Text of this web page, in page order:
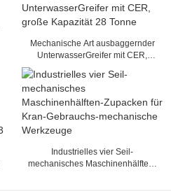
Mechanische Art ausbaggernder
UnterwasserGreifer mit CER,
Industrielles vier Seil-
mechanisches Maschinenhälften-